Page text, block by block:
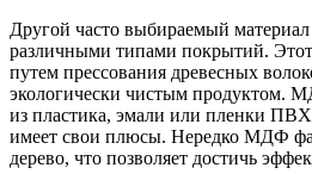
Другой часто выбираемый
различными типами покрытий.
путем прессования древесных
экологически чистым продуктом.
из пластика, эмали или пленки
имеет свои плюсы. Нередко МДФ
дерево, что позволяет достичь